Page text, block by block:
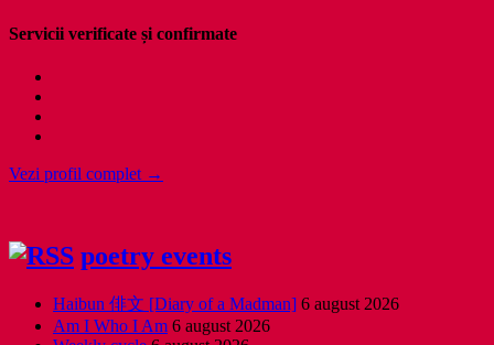
Servicii verificate și confirmate
Vezi profil complet →
poetry events
Haibun 俳文 [Diary of a Madman] 6 august 2026
Am I Who I Am 6 august 2026